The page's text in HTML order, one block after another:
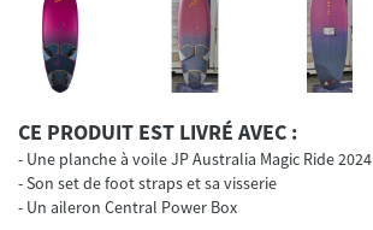
CE PRODUIT EST LIVRÉ AVEC :
Une planche à voile JP Australia Magic Ride 2024
Son set de foot straps et sa visserie
Un aileron Central Power Box